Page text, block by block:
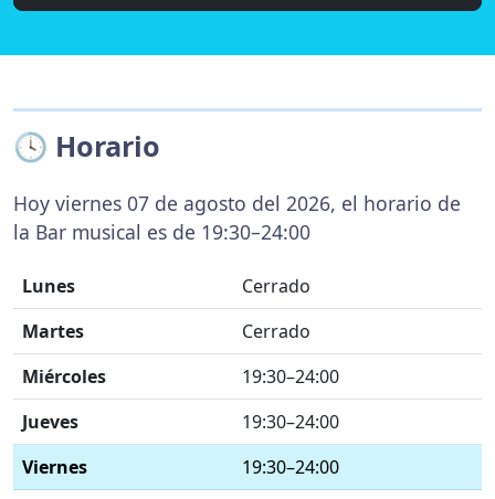
🕓 Horario
Hoy viernes 07 de agosto del 2026, el horario de
la Bar musical es de 19:30–24:00
Lunes
Cerrado
Martes
Cerrado
Miércoles
19:30–24:00
Jueves
19:30–24:00
Viernes
19:30–24:00